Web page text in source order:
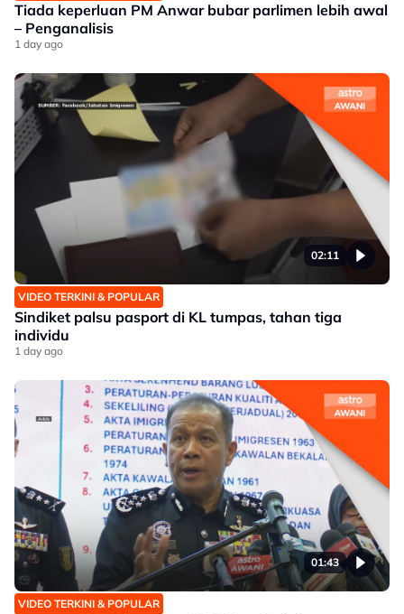
Tiada keperluan PM Anwar bubar parlimen lebih awal
– Penganalisis
1 day ago
02:11
VIDEO TERKINI & POPULAR
Sindiket palsu pasport di KL tumpas, tahan tiga
individu
1 day ago
01:43
VIDEO TERKINI & POPULAR